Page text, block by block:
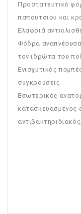
Προστατευτικό
παπουτσιού και
Ελαφριά
Φόδρα
τον ιδρώτα του
Ενισχυτικός
συγκρούσεις.
Εσωτερικός
κατασκευασμένος